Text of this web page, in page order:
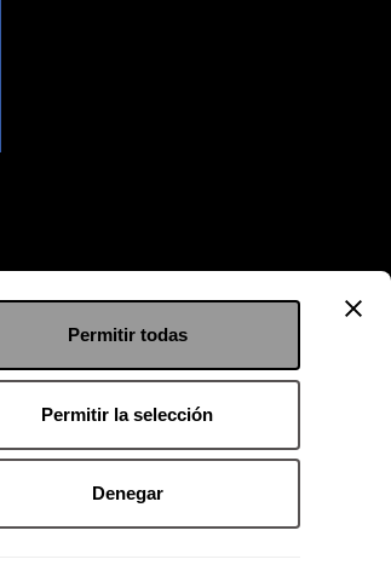
Permitir todas
Permitir la selección
Denegar